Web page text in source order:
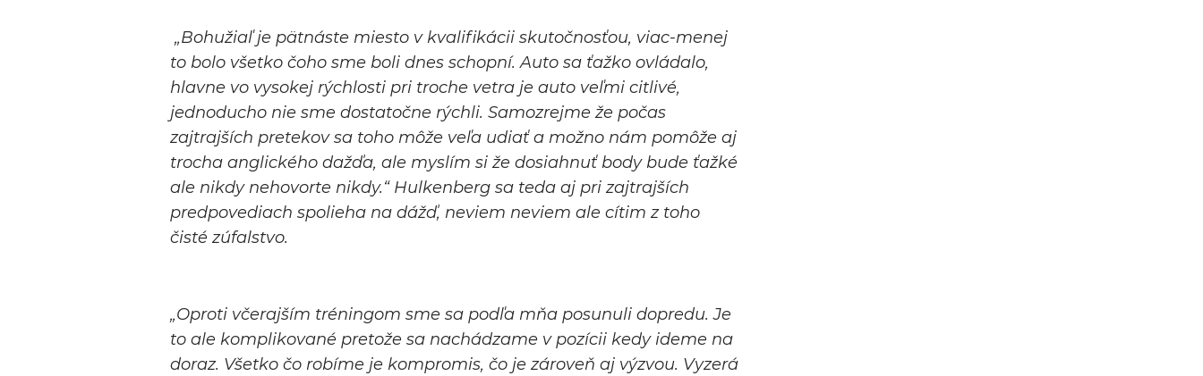
„Bohužiaľ je pätnáste miesto v kvalifikácii skutočnosťou, viac-menej
to bolo všetko čoho sme boli dnes schopní. Auto sa ťažko ovládalo,
hlavne vo vysokej rýchlosti pri troche vetra je auto veľmi citlivé,
jednoducho nie sme dostatočne rýchli. Samozrejme že počas
zajtrajších pretekov sa toho môže veľa udiať a možno nám pomôže aj
trocha anglického dažďa, ale myslím si že dosiahnuť body bude ťažké
ale nikdy nehovorte nikdy.“ Hulkenberg sa teda aj pri zajtrajších
predpovediach spolieha na dážď, neviem neviem ale cítim z toho
čisté zúfalstvo.
„Oproti včerajším tréningom sme sa podľa mňa posunuli dopredu. Je
to ale komplikované pretože sa nachádzame v pozícii kedy ideme na
doraz. Všetko čo robíme je kompromis, čo je zároveň aj výzvou. Vyzerá